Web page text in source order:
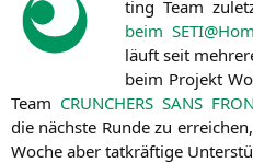
ting Team
beimSETI
läuft seit
beim Pro­jekt
Team CRUNCHERS SANS
die nächs­te Run­de zu
Woche aber tat­kräf­ti­ge